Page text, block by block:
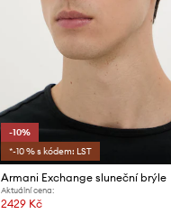
-10%
*-10 % s kódem: LST
Armani Exchange sluneční brýle
Aktuální cena:
2429 Kč